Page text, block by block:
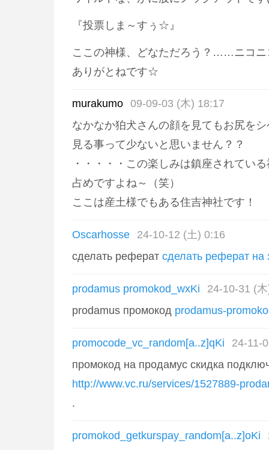
『投票しま～すぅ☆』
ここの神様、どなただろう？……ニコニ
ありがとねです☆
murakumo 09-09-03 (木) 18:17
なかなか狛犬さんの顔を見てもお尻を
見る事って少ないと思いません？？
・・・・・この楽しみは鎮座されてい
占めですよね～（笑）
ここは産土様でもある住吉神社です！
Oscarhosse
24-10-12 (土) 0:16
сделать реферат сделать реферат на
prodamus promokod_wxKi
24-10-31 (
prodamus промокод prodamus-
promocode_vc_random[a..z]qKi
24-11-
промокод на продамус скидка
http://www.vc.ru/services/1527889-
.
promokod_getkurspay_random[a..z]oKi